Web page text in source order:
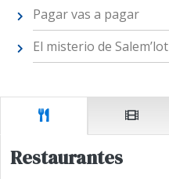
Pagar vas a pagar
El misterio de Salem’lot
Restaurantes